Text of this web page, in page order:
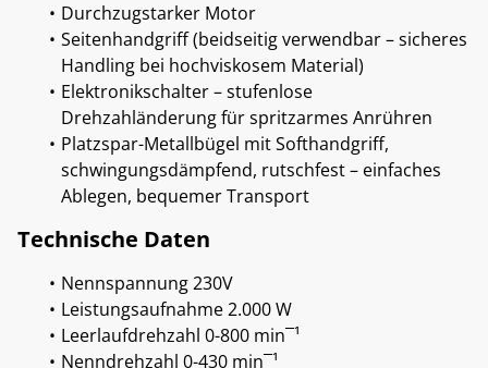
Durchzugstarker Motor
Seitenhandgriff (beidseitig verwendbar – sicheres
Handling bei hochviskosem Material)
Elektronikschalter – stufenlose
Drehzahländerung für spritzarmes Anrühren
Platzspar-Metallbügel mit Softhandgriff,
schwingungsdämpfend, rutschfest – einfaches
Ablegen, bequemer Transport
Technische Daten
Nennspannung 230V
Leistungsaufnahme 2.000 W
Leerlaufdrehzahl 0-800 min¯¹
Nenndrehzahl 0-430 min¯¹